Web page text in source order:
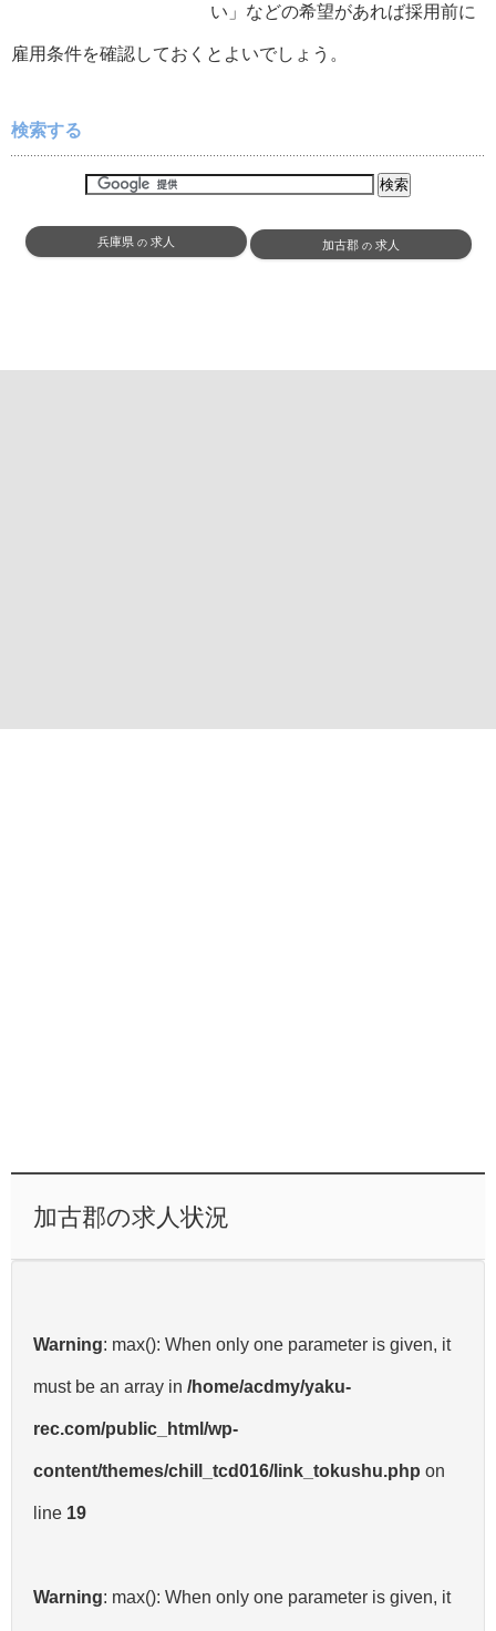
い」などの希望があれば採用前に
雇用条件を確認しておくとよいでしょう。
検索する
兵庫県の 求人 加古郡の 求人
加古郡の求人状況
Warning: max(): When only one parameter is given, it
must be an array in /home/acdmy/yaku-
rec.com/public_html/wp-
content/themes/chill_tcd016/link_tokushu.php on
line 19
Warning: max(): When only one parameter is given, it